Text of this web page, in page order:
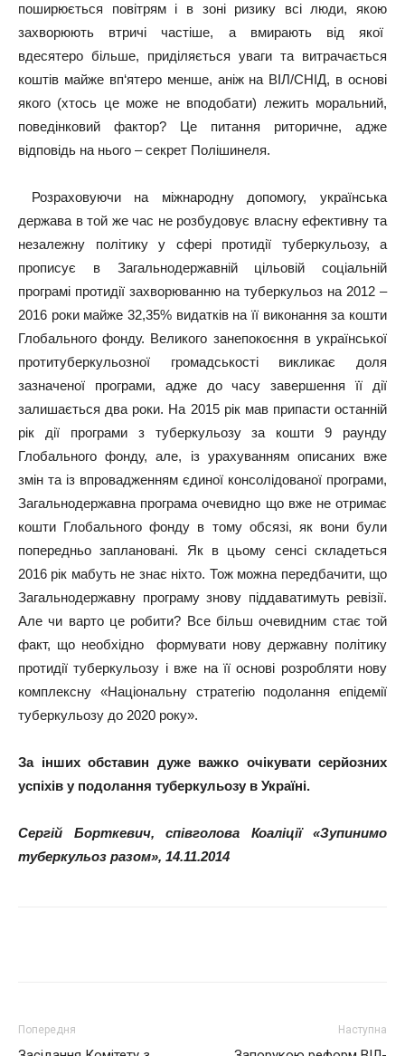
поширюється повітрям і в зоні ризику всі люди, якою
захворюють втричі частіше, а вмирають від якої
вдесятеро більше, приділяється уваги та витрачається
коштів майже вп‘ятеро менше, аніж на ВІЛ/СНІД, в основі
якого (хтось це може не вподобати) лежить моральний,
поведінковий фактор? Це питання риторичне, адже
відповідь на нього – секрет Полішинеля.
Розраховуючи на міжнародну допомогу, українська
держава в той же час не розбудовує власну ефективну та
незалежну політику у сфері протидії туберкульозу, а
прописує в Загальнодержавній цільовій соціальній
програмі протидії захворюванню на туберкульоз на 2012 –
2016 роки майже 32,35% видатків на її виконання за кошти
Глобального фонду. Великого занепокоєння в української
протитуберкульозної громадськості викликає доля
зазначеної програми, адже до часу завершення її дії
залишається два роки. На 2015 рік мав припасти останній
рік дії програми з туберкульозу за кошти 9 раунду
Глобального фонду, але, із урахуванням описаних вже
змін та із впровадженням єдиної консолідованої програми,
Загальнодержавна програма очевидно що вже не отримає
кошти Глобального фонду в тому обсязі, як вони були
попередньо заплановані. Як в цьому сенсі складеться
2016 рік мабуть не знає ніхто. Тож можна передбачити, що
Загальнодержавну програму знову піддаватимуть ревізії.
Але чи варто це робити? Все більш очевидним стає той
факт, що необхідно формувати нову державну політику
протидії туберкульозу і вже на її основі розробляти нову
комплексну «Національну стратегію подолання епідемії
туберкульозу до 2020 року».
За інших обставин дуже важко очікувати серйозних
успіхів у подолання туберкульозу в Україні.
Сергій Борткевич, співголова Коаліції «Зупинимо
туберкульоз разом», 14.11.2014
Попередня Наступна